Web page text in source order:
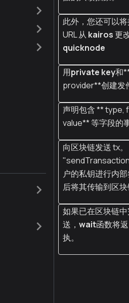
此外，您还可以
URL 从 kairos更
quicknode
用private key和
provider**创建发
声明包含 ** type,
value** 等字段的
向区块链发送 tx
户的私钥进行内
后将其传输到区
如果已在区块链
送， wait函数将
执。